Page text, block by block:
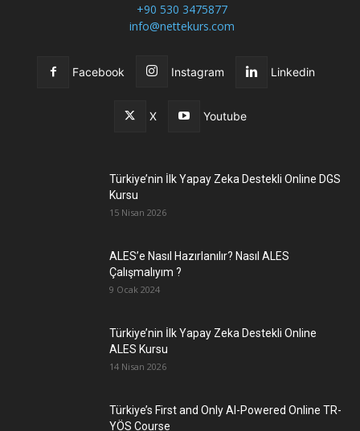
+90 530 3475877
info@nettekurs.com
Facebook Instagram Linkedin
X Youtube
Türkiye’nin İlk Yapay Zeka Destekli Online DGS
Kursu
15 Nisan 2026
ALES’e Nasıl Hazırlanılır? Nasıl ALES
Çalışmalıyım ?
9 Ocak 2024
Türkiye’nin İlk Yapay Zeka Destekli Online
ALES Kursu
14 Nisan 2026
Türkiye’s First and Only AI-Powered Online TR-
YÖS Course